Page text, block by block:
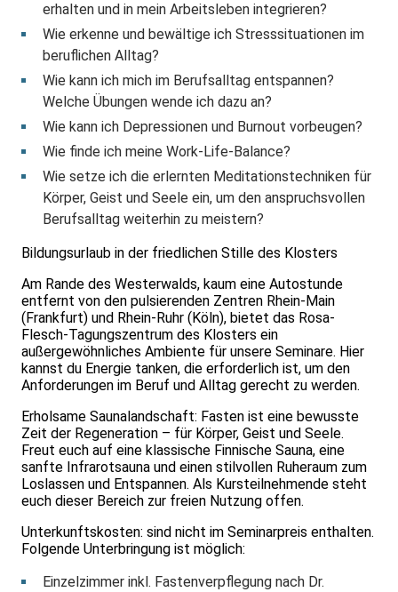
erhalten und in mein Arbeitsleben integrieren?
Wie erkenne und bewältige ich Stresssituationen im
beruflichen Alltag?
Wie kann ich mich im Berufsalltag entspannen?
Welche Übungen wende ich dazu an?
Wie kann ich Depressionen und Burnout vorbeugen?
Wie finde ich meine Work-Life-Balance?
Wie setze ich die erlernten Meditationstechniken für
Körper, Geist und Seele ein, um den anspruchsvollen
Berufsalltag weiterhin zu meistern?
Bildungsurlaub in der friedlichen Stille des Klosters
Am Rande des Westerwalds, kaum eine Autostunde
entfernt von den pulsierenden Zentren Rhein-Main
(Frankfurt) und Rhein-Ruhr (Köln), bietet das Rosa-
Flesch-Tagungszentrum des Klosters ein
außergewöhnliches Ambiente für unsere Seminare. Hier
kannst du Energie tanken, die erforderlich ist, um den
Anforderungen im Beruf und Alltag gerecht zu werden.
Erholsame Saunalandschaft: Fasten ist eine bewusste
Zeit der Regeneration – für Körper, Geist und Seele.
Freut euch auf eine klassische Finnische Sauna, eine
sanfte Infrarotsauna und einen stilvollen Ruheraum zum
Loslassen und Entspannen. Als Kursteilnehmende steht
euch dieser Bereich zur freien Nutzung offen.
Unterkunftskosten: sind nicht im Seminarpreis enthalten.
Folgende Unterbringung ist möglich:
Einzelzimmer inkl. Fastenverpflegung nach Dr.